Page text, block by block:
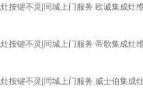
按键不灵|同城上门服务 欧诚集成灶
按键不灵|同城上门服务 帝歌集成灶
按键不灵|同城上门服务 威士伯集成